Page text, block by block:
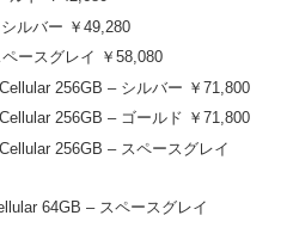
ルバー ￥49,280
ースグレイ ￥58,080
256GB – シルバー ￥71,800
256GB – ゴールド ￥71,800
256GB – スペースグレイ
64GB – スペースグレイ